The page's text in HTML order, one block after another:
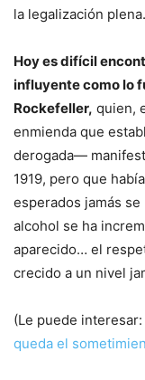
la legalización plena.
Hoy es difícil
influyente como lo
Rockefeller, quien,
enmienda que
derogada—
1919, pero que
esperados jamás
alcohol se ha
aparecido… el
crecido a un nivel
(Le puede interesar:
queda el